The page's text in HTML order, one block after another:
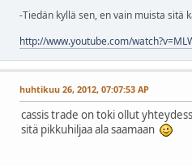
-Tiedän kyllä sen, en vain muista sitä
http://www.youtube.com/
huhtikuu 26, 2012, 07:07:53 AP
cassis trade on toki ollut
sitä pikkuhiljaa ala saamaan